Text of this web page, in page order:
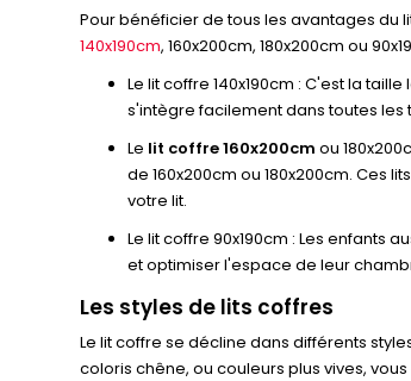
Pour bénéficier de tous les avantages du
140x190cm, 160x200cm, 180x200cm ou
Le lit coffre 140x190cm : C'est la
s'intègre facilement dans toutes les
Le lit coffre 160x200cm ou
de 160x200cm ou 180x200cm. Ces
votre lit.
Le lit coffre 90x190cm : Les enfants
et optimiser l'espace de leur
Les styles de lits coffres
Le lit coffre se décline dans différents
coloris chêne, ou couleurs plus vives,